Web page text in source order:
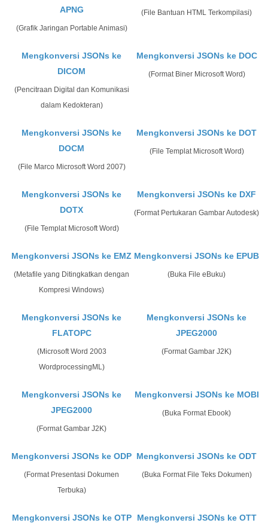
APNG
(Grafik Jaringan Portable Animasi)
(File Bantuan HTML Terkompilasi)
Mengkonversi JSONs ke
DICOM
(Pencitraan Digital dan Komunikasi
dalam Kedokteran)
Mengkonversi JSONs ke DOC
(Format Biner Microsoft Word)
Mengkonversi JSONs ke
DOCM
(File Marco Microsoft Word 2007)
Mengkonversi JSONs ke DOT
(File Templat Microsoft Word)
Mengkonversi JSONs ke
DOTX
(File Templat Microsoft Word)
Mengkonversi JSONs ke DXF
(Format Pertukaran Gambar Autodesk)
Mengkonversi JSONs ke EMZ
(Metafile yang Ditingkatkan dengan
Kompresi Windows)
Mengkonversi JSONs ke EPUB
(Buka File eBuku)
Mengkonversi JSONs ke
FLATOPC
(Microsoft Word 2003
WordprocessingML)
Mengkonversi JSONs ke
JPEG2000
(Format Gambar J2K)
Mengkonversi JSONs ke
JPEG2000
(Format Gambar J2K)
Mengkonversi JSONs ke MOBI
(Buka Format Ebook)
Mengkonversi JSONs ke ODP
(Format Presentasi Dokumen
Terbuka)
Mengkonversi JSONs ke ODT
(Buka Format File Teks Dokumen)
Mengkonversi JSONs ke OTP Mengkonversi JSONs ke OTT